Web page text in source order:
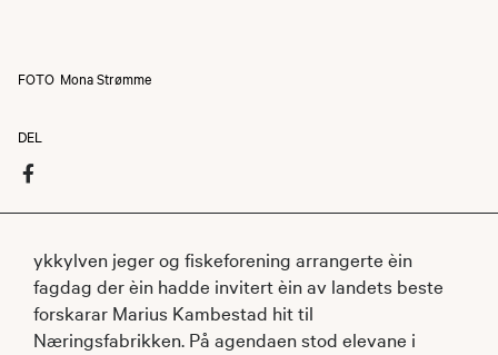
FOTO Mona Strømme
DEL
ykkylven jeger og fiskeforening arrangerte èin
fagdag der èin hadde invitert èin av landets beste
forskarar Marius Kambestad hit til
Næringsfabrikken. På agendaen stod elevane i